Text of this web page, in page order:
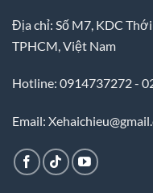
Địa chỉ: Số M7, KDC
TPHCM, Việt Nam
Hotline: 0914737272 -
Email: